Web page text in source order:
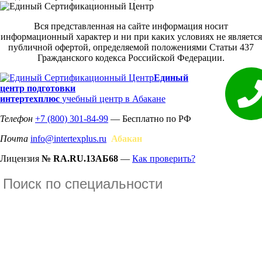
Вся представленная на сайте информация носит
информационный характер и ни при каких условиях не является
публичной офертой, определяемой положениями Статьи 437
Гражданского кодекса Российской Федерации.
Единый
центр подготовки
интертехплюс учебный центр в Абакане
Телефон +7 (800) 301-84-99 — Бесплатно по РФ
Почта info@intertexplus.ru Абакан
Лицензия № RA.RU.13АБ68 — Как проверить?